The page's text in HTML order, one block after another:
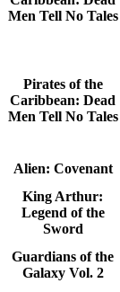
Men Tell No Tales
Pirates of the
Caribbean: Dead
Men Tell No Tales
Alien: Covenant
King Arthur:
Legend of the
Sword
Guardians of the
Galaxy Vol. 2